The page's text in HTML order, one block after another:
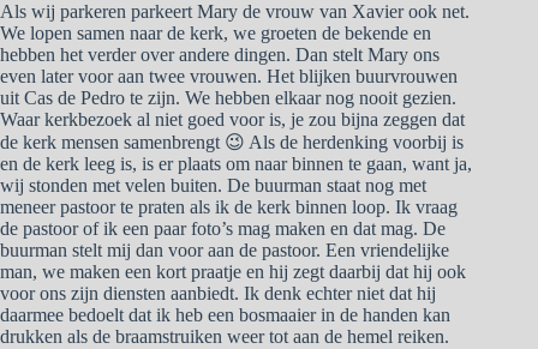
Als wij parkeren parkeert Mary de vrouw van Xavier ook net.
We lopen samen naar de kerk, we groeten de bekende en
hebben het verder over andere dingen. Dan stelt Mary ons
even later voor aan twee vrouwen. Het blijken buurvrouwen
uit Cas de Pedro te zijn. We hebben elkaar nog nooit gezien.
Waar kerkbezoek al niet goed voor is, je zou bijna zeggen dat
de kerk mensen samenbrengt 😉 Als de herdenking voorbij is
en de kerk leeg is, is er plaats om naar binnen te gaan, want ja,
wij stonden met velen buiten. De buurman staat nog met
meneer pastoor te praten als ik de kerk binnen loop. Ik vraag
de pastoor of ik een paar foto’s mag maken en dat mag. De
buurman stelt mij dan voor aan de pastoor. Een vriendelijke
man, we maken een kort praatje en hij zegt daarbij dat hij ook
voor ons zijn diensten aanbiedt. Ik denk echter niet dat hij
daarmee bedoelt dat ik heb een bosmaaier in de handen kan
drukken als de braamstruiken weer tot aan de hemel reiken.